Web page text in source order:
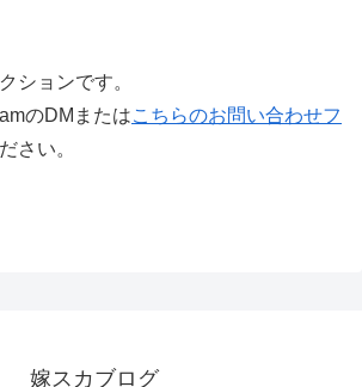
ションです。
のDMまたはこちらのお問い合わせフ
さい。
嫁スカブログ